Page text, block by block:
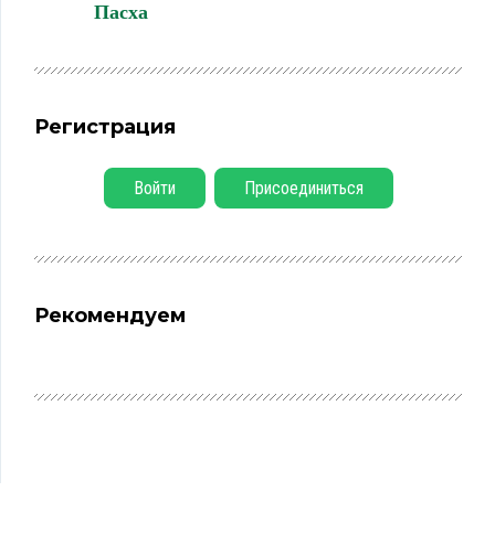
Пасха
Регистрация
Войти Присоединиться
Рекомендуем